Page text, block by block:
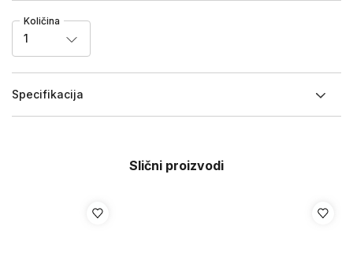
Količina
1
Specifikacija
Slični proizvodi